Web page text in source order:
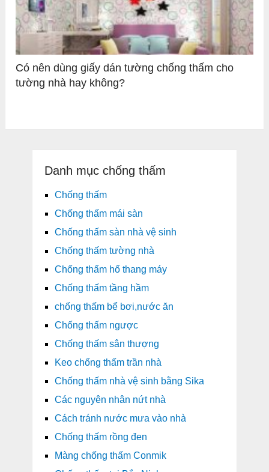
Có nên dùng giấy dán tường chống thấm cho
tường nhà hay không?
Danh mục chống thấm
Chống thấm
Chống thấm mái sàn
Chống thấm sàn nhà vệ sinh
Chống thấm tường nhà
Chống thấm hố thang máy
Chống thấm tầng hầm
chống thấm bể bơi,nước ăn
Chống thấm ngược
Chống thấm sân thượng
Keo chống thấm trần nhà
Chống thấm nhà vệ sinh bằng Sika
Các nguyên nhân nứt nhà
Cách tránh nước mưa vào nhà
Chống thấm rồng đen
Màng chống thấm Conmik